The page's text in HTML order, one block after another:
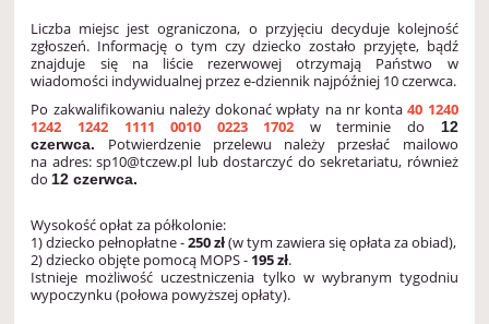
Liczba miejsc jest ograniczona, o przyjęciu decyduje kolejność
zgłoszeń. Informację o tym czy dziecko zostało przyjęte, bądź
znajduje się na liście rezerwowej otrzymają Państwo w
wiadomości indywidualnej przez e-dziennik najpóźniej 10 czerwca.
Po zakwalifikowaniu należy dokonać wpłaty na nr konta40 1240
1242 1242 1111 0010 0223 1702 w terminie do
12
czerwca.
Potwierdzenie przelewu należy przesłać mailowo
na adres: sp10@tczew.pl lub dostarczyć do sekretariatu, również
do12 czerwca.
Wysokość opłat za półkolonie:
1) dziecko pełnopłatne -250 zł(w tym zawiera się opłata za obiad),
2) dziecko objęte pomocą MOPS - 195 zł.
Istnieje możliwość uczestniczenia tylko w wybranym tygodniu
wypoczynku (połowa powyższej opłaty).